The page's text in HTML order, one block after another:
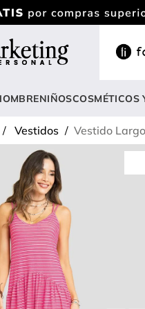
NIÑOSCOSMÉTICOS
Vestidos Vestido
enterizo
blusas
mujer
deportiva mujer